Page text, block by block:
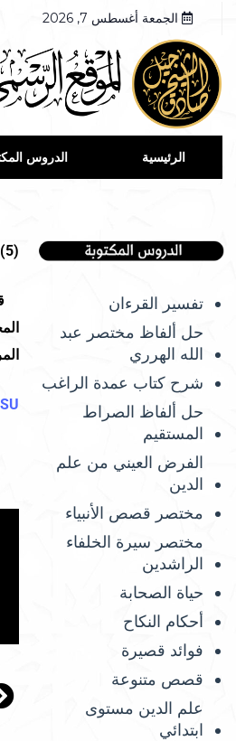
الجمعة أغسطس 7, 2026
الرئيسية الدروس
تفسير القرءان
حل ألفاظ مختصر عبد
الله الهرري
شرح كتاب عمدة الراغب
حل ألفاظ الصراط
المستقيم
الفرض العيني من علم
الدين
مختصر قصص الأنبياء
مختصر سيرة الخلفاء
الراشدين
حياة الصحابة
أحكام النكاح
فوائد قصيرة
قصص متنوعة
علم الدين مستوى
ابتدائي
(5)